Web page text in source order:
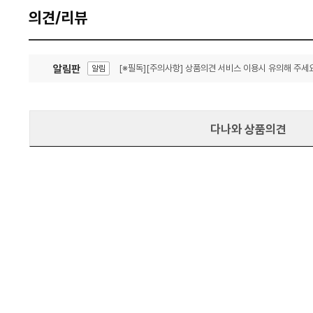
의견/리뷰
알림판 알림 [※필독][주의사항] 상품의견 서비스 이용시 유의해 주세
다나와 상품의견